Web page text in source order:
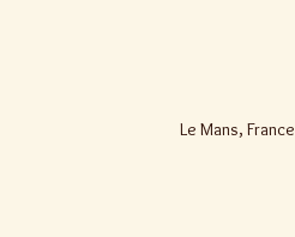
Le Mans, France